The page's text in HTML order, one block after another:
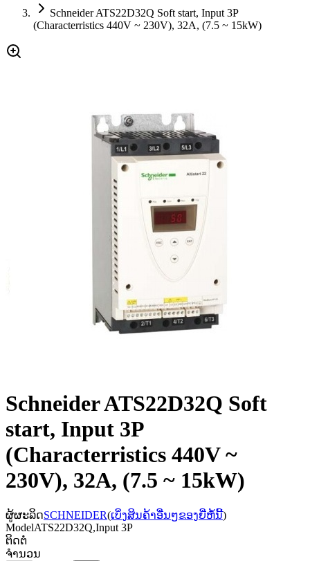
Schneider ATS22D32Q Soft start, Input 3P
(Characterristics 440V ~ 230V), 32A, (7.5 ~ 15kW)
Schneider ATS22D32Q Soft
start, Input 3P
(Characterristics 440V ~
230V), 32A, (7.5 ~ 15kW)
ຜູ້ຜະລິດSCHNEIDER(ເບິ່ງສິນຄ້າອື່ນໆຂອງຍີ່ຫໍ້ນີ້)
ModelATS22D32Q,Input 3P
ຕິດຕໍ່
ຈຳນວນ